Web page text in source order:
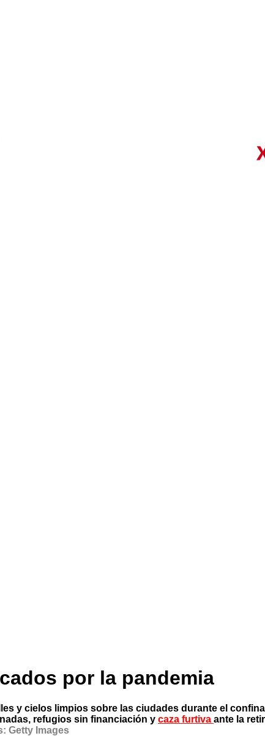
por la pandemia
y cielos limpios sobre las ciudades durante el
refugios sin financiación y caza furtiva ante la
Getty Images